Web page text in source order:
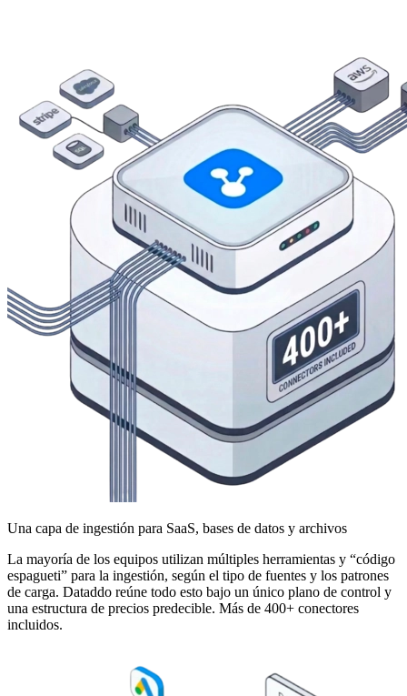
Una capa de ingestión para SaaS, bases de datos y archivos
La mayoría de los equipos utilizan múltiples herramientas y “código
espagueti” para la ingestión, según el tipo de fuentes y los patrones
de carga. Dataddo reúne todo esto bajo un único plano de control y
una estructura de precios predecible. Más de 400+ conectores
incluidos.